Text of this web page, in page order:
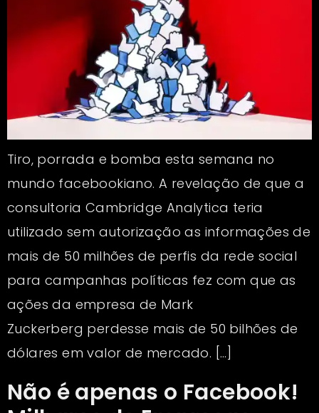
Tiro, porrada e bomba esta semana no
mundo facebookiano. A revelação de que a
consultoria Cambridge Analytica teria
utilizado sem autorização as informações de
mais de 50 milhões de perfis da rede social
para campanhas políticas fez com que as
ações da empresa de Mark
Zuckerberg perdesse mais de 50 bilhões de
dólares em valor de mercado. […]
Não é apenas o Facebook!